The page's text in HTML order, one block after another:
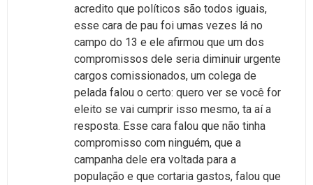
acredito que políticos são todos iguais,
esse cara de pau foi umas vezes lá no
campo do 13 e ele afirmou que um dos
compromissos dele seria diminuir urgente
cargos comissionados, um colega de
pelada falou o certo: quero ver se você for
eleito se vai cumprir isso mesmo, ta aí a
resposta. Esse cara falou que não tinha
compromisso com ninguém, que a
campanha dele era voltada para a
população e que cortaria gastos, falou que